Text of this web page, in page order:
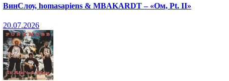
ВинСлоу, homasapiens & MBAKARDT – «Ом, Pt. II»
20.07.2026